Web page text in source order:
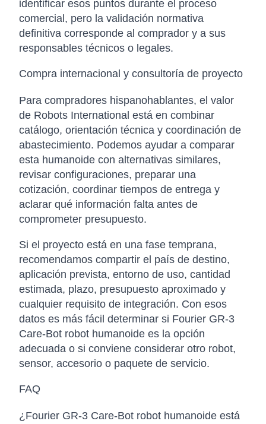
identificar esos puntos durante el proceso
comercial, pero la validación normativa
definitiva corresponde al comprador y a sus
responsables técnicos o legales.
Compra internacional y consultoría de proyecto
Para compradores hispanohablantes, el valor
de Robots International está en combinar
catálogo, orientación técnica y coordinación de
abastecimiento. Podemos ayudar a comparar
esta humanoide con alternativas similares,
revisar configuraciones, preparar una
cotización, coordinar tiempos de entrega y
aclarar qué información falta antes de
comprometer presupuesto.
Si el proyecto está en una fase temprana,
recomendamos compartir el país de destino,
aplicación prevista, entorno de uso, cantidad
estimada, plazo, presupuesto aproximado y
cualquier requisito de integración. Con esos
datos es más fácil determinar si Fourier GR-3
Care-Bot robot humanoide es la opción
adecuada o si conviene considerar otro robot,
sensor, accesorio o paquete de servicio.
FAQ
¿Fourier GR-3 Care-Bot robot humanoide está